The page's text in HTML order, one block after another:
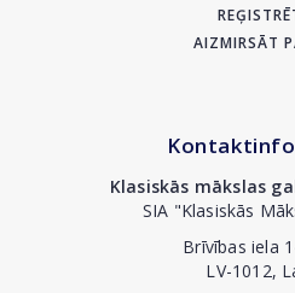
AIZMIRSĀT
Klasiskās mākslas
SIA "Klasiskās
Brīvības iela
LV-1012,